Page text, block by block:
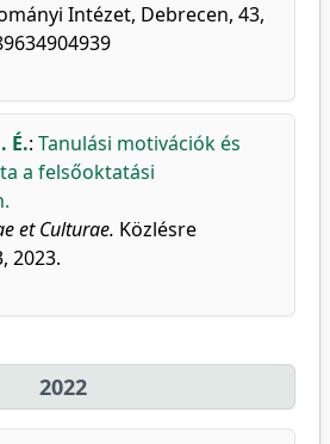
Intézet, Debrecen, 43,
É.: Tanulási motivációk és
a felsőoktatási
et Culturae. Közlésre
2023.
2022